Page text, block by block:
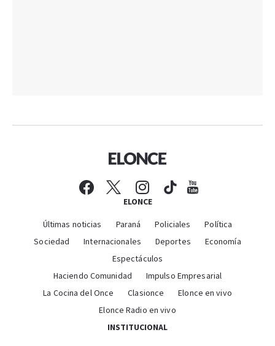
ELONCE
Últimas noticias Paraná Policiales
Política
Sociedad
Internacionales Deportes
Economía
Espectáculos
Haciendo Comunidad
Impulso Empresarial
La Cocina del Once
Clasionce
Elonce en vivo
Elonce Radio en vivo
INSTITUCIONAL